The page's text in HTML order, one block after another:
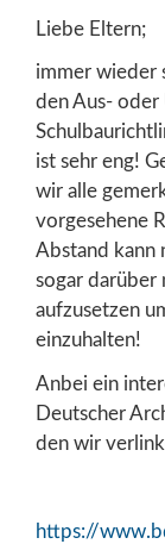
Liebe Eltern;
immer wieder
den Aus- oder
ist sehr eng!
wir alle
vorgesehene
Abstand kann
sogar darüber
aufzusetzen
einzuhalten!
Anbei ein
Deutscher
den wir
https://